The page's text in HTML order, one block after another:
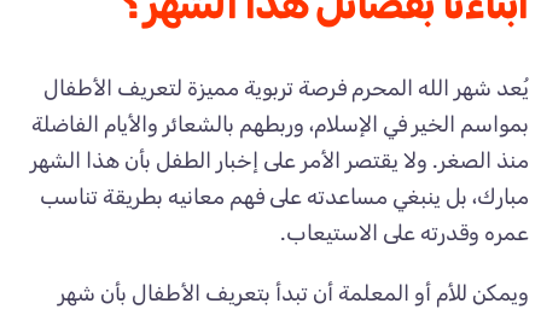
يُعد شهر الله المحرم فرصة تربوية مميزة لتعريف الأطفال
بمواسم الخير في الإسلام، وربطهم بالشعائر والأيام الفاضلة
منذ الصغر. ولا يقتصر الأمر على إخبار الطفل بأن هذا الشهر
مبارك، بل ينبغي مساعدته على فهم معانيه بطريقة تناسب
عمره وقدرته على الاستيعاب.
ويمكن للأم أو المعلمة أن تبدأ بتعريف الأطفال بأن شهر